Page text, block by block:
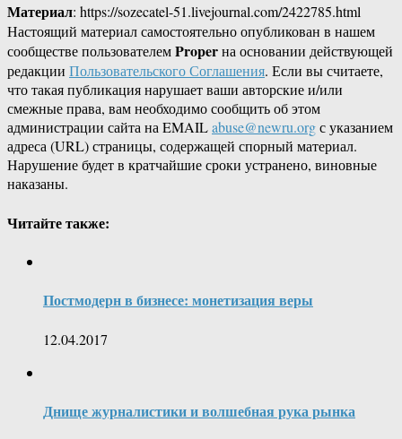
Материал: https://sozecatel-51.livejournal.com/2422785.html
Настоящий материал самостоятельно опубликован в нашем
сообществе пользователемProperна основании действующей
редакции Пользовательского Соглашения. Если вы считаете,
что такая публикация нарушает ваши авторские и/или
смежные права, вам необходимо сообщить об этом
администрации сайта на EMAILabuse@newru.orgс указанием
адреса (URL) страницы, содержащей спорный материал.
Нарушение будет в кратчайшие сроки устранено, виновные
наказаны.
Читайте также:
Постмодерн в бизнесе: монетизация веры
12.04.2017
Днище журналистики и волшебная рука рынка